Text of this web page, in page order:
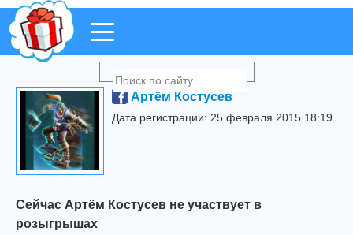
Артём Костусев
Дата регистрации: 25 февраля 2015 18:19
Сейчас Артём Костусев не участвует в
розыгрышах